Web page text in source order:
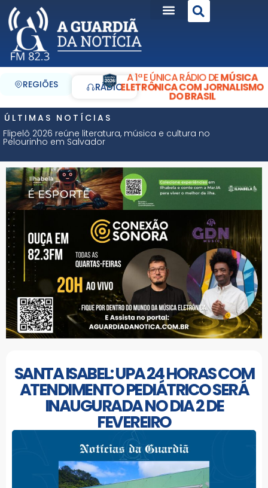
REGIÕES RÁDIO
A 1ª E ÚNICA RÁDIO DEMÚSICA
ELETRÔNICA COM JORNALISMO
DO BRASIL
ÚLTIMAS NOTÍCIAS
Flipelô 2026 reúne literatura, música e cultura no
Pelourinho em Salvador
SANTA ISABEL: UPA 24 HORAS COM
ATENDIMENTO PEDIÁTRICO SERÁ
INAUGURADA NO DIA 2 DE
FEVEREIRO